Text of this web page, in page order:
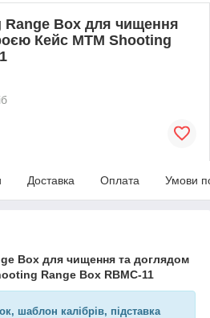
Range Box для чищення
Кейс МТМ Shooting
Доставка Оплата Умови
Box для чищення та доглядом
Range Box RBMC-11
шаблон калібрів, підставка